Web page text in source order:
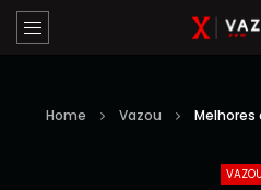
Home Vazou
VAZOU